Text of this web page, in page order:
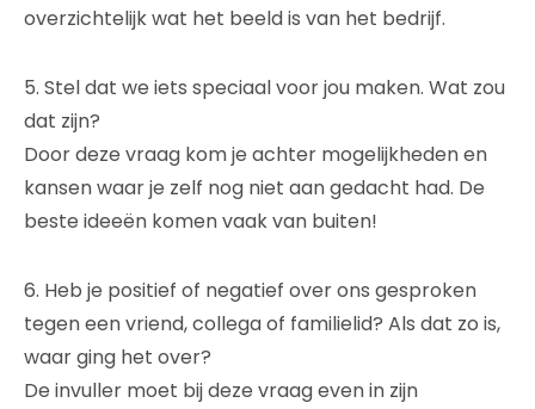
overzichtelijk wat het beeld is van het bedrijf.
5. Stel dat we iets speciaal voor jou maken. Wat zou
dat zijn?
Door deze vraag kom je achter mogelijkheden en
kansen waar je zelf nog niet aan gedacht had. De
beste ideeën komen vaak van buiten!
6. Heb je positief of negatief over ons gesproken
tegen een vriend, collega of familielid? Als dat zo is,
waar ging het over?
De invuller moet bij deze vraag even in zijn